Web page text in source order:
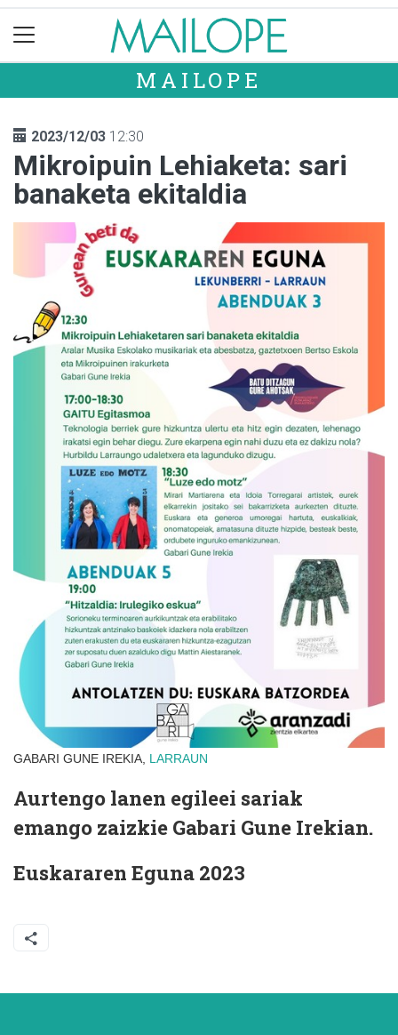
MAILOPE
2023/12/03 12:30
Mikroipuin Lehiaketa: sari
banaketa ekitaldia
GABARI GUNE IREKIA, LARRAUN
Aurtengo lanen egileei sariak
emango zaizkie Gabari Gune Irekian.
Euskararen Eguna 2023